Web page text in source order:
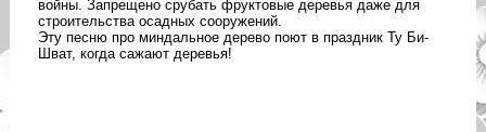
войны. Запрещено срубать фруктовые деревья даже для
строительства осадных сооружений.
Эту песню про миндальное дерево поют в праздник Ту Би-
Шват, когда сажают деревья!